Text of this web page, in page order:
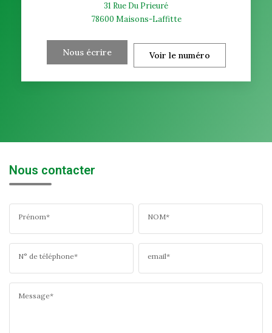
31 Rue Du Prieuré
78600 Maisons-Laffitte
Nous écrire Voir le numéro
Nous contacter
Prénom* NOM*
N° de téléphone* email*
Message*